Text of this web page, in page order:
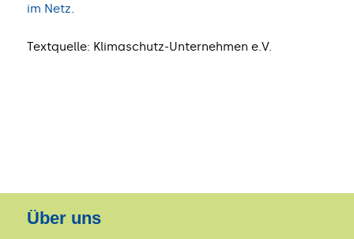
im Netz.
Textquelle: Klimaschutz-Unternehmen e.V.
Über uns